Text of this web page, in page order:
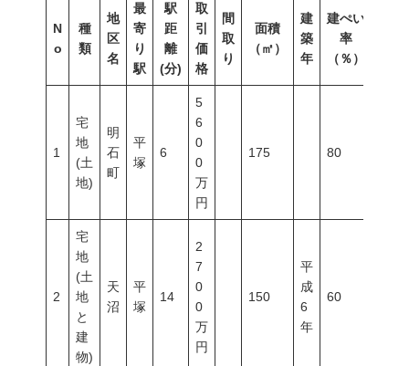
N
o
種
類
地
区
名
最
寄
り
駅
駅
距
離
(分)
取
引
価
格
間
取
り
面積
（㎡）
建
築
年
建ぺい
率
（％）
1
宅
地
(土
地)
明
石
町
平
塚
6
5
6
0
0
万
円
175 80
2
宅
地
(土
地
と
建
物)
天
沼
平
塚
14
2
7
0
0
万
円
150
平
成
6
年
60